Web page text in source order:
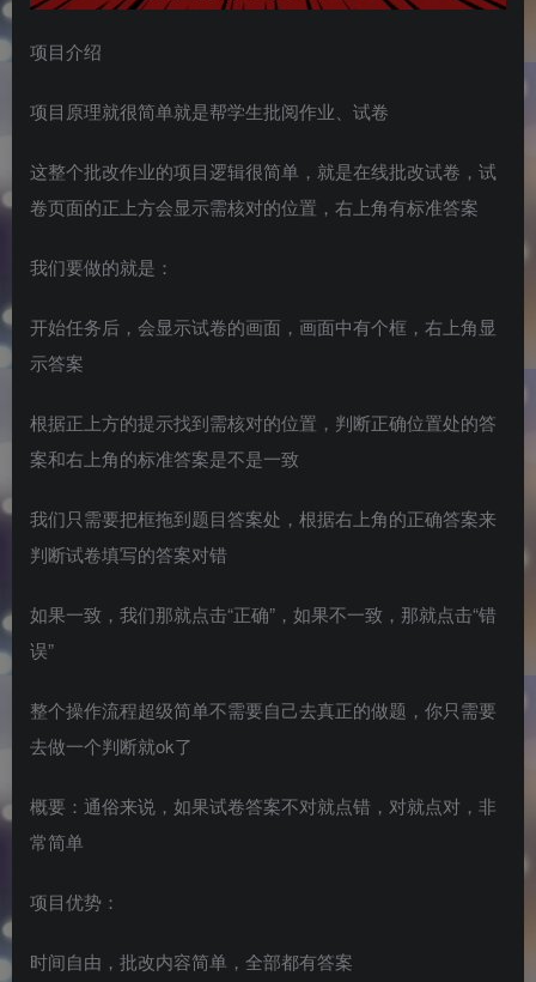
项目介绍
项目原理就很简单就是帮学生批阅作业、试卷
这整个批改作业的项目逻辑很简单，就是在线批改试卷，试
卷页面的正上方会显示需核对的位置，右上角有标准答案
我们要做的就是：
开始任务后，会显示试卷的画面，画面中有个框，右上角显
示答案
根据正上方的提示找到需核对的位置，判断正确位置处的答
案和右上角的标准答案是不是一致
我们只需要把框拖到题目答案处，根据右上角的正确答案来
判断试卷填写的答案对错
如果一致，我们那就点击“正确”，如果不一致，那就点击“错
误”
整个操作流程超级简单不需要自己去真正的做题，你只需要
去做一个判断就ok了
概要：通俗来说，如果试卷答案不对就点错，对就点对，非
常简单
项目优势：
时间自由，批改内容简单，全部都有答案